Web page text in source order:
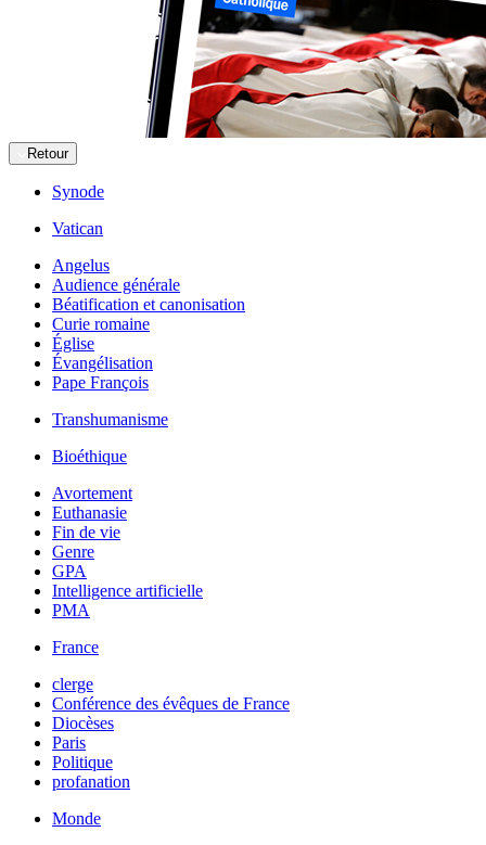
Retour
Synode
Vatican
Angelus
Audience générale
Béatification et canonisation
Curie romaine
Église
Évangélisation
Pape François
Transhumanisme
Bioéthique
Avortement
Euthanasie
Fin de vie
Genre
GPA
Intelligence artificielle
PMA
France
clerge
Conférence des évêques de France
Diocèses
Paris
Politique
profanation
Monde